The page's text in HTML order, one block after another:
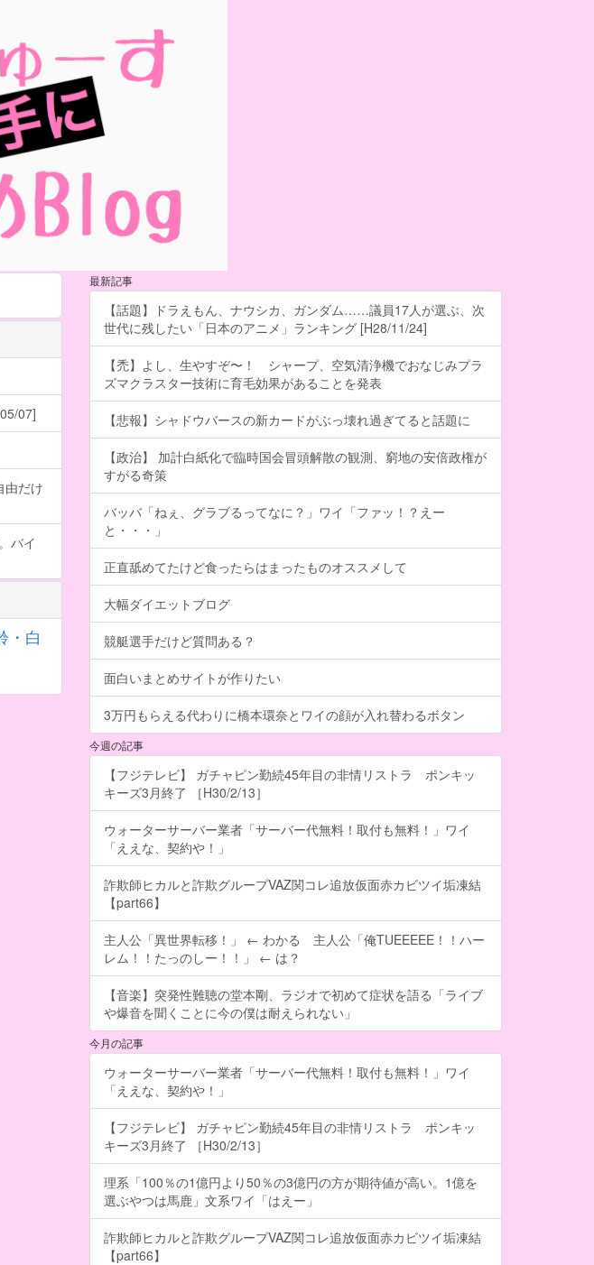
07]
由だけ
バイ
・白
最新記事
【話題】ドラえもん、ナウシカ、ガンダム……議員17人が選ぶ、次
世代に残したい「日本のアニメ」ランキング [H28/11/24]
【禿】よし、生やすぞ〜！ シャープ、空気清浄機でおなじみプラ
ズマクラスター技術に育毛効果があることを発表
【悲報】シャドウバースの新カードがぶっ壊れ過ぎてると話題に
【政治】 加計白紙化で臨時国会冒頭解散の観測、窮地の安倍政権が
すがる奇策
バッバ「ねぇ、グラブるってなに？」ワイ「ファッ！？えー
と・・・」
正直舐めてたけど食ったらはまったものオススメして
大幅ダイエットブログ
競艇選手だけど質問ある？
面白いまとめサイトが作りたい
3万円もらえる代わりに橋本環奈とワイの顔が入れ替わるボタン
今週の記事
【フジテレビ】 ガチャピン勤続45年目の非情リストラ ポンキッ
キーズ3月終了 ［H30/2/13］
ウォーターサーバー業者「サーバー代無料！取付も無料！」ワイ
「ええな、契約や！」
詐欺師ヒカルと詐欺グループVAZ関コレ追放仮面赤カビツイ垢凍結
【part66】
主人公「異世界転移！」 ← わかる 主人公「俺TUEEEEE！！ハー
レム！！たっのしー！！」 ← は？
【音楽】突発性難聴の堂本剛、ラジオで初めて症状を語る「ライブ
や爆音を聞くことに今の僕は耐えられない」
今月の記事
ウォーターサーバー業者「サーバー代無料！取付も無料！」ワイ
「ええな、契約や！」
【フジテレビ】 ガチャピン勤続45年目の非情リストラ ポンキッ
キーズ3月終了 ［H30/2/13］
理系「100％の1億円より50％の3億円の方が期待値が高い。1億を
選ぶやつは馬鹿」文系ワイ「はえー」
詐欺師ヒカルと詐欺グループVAZ関コレ追放仮面赤カビツイ垢凍結
【part66】